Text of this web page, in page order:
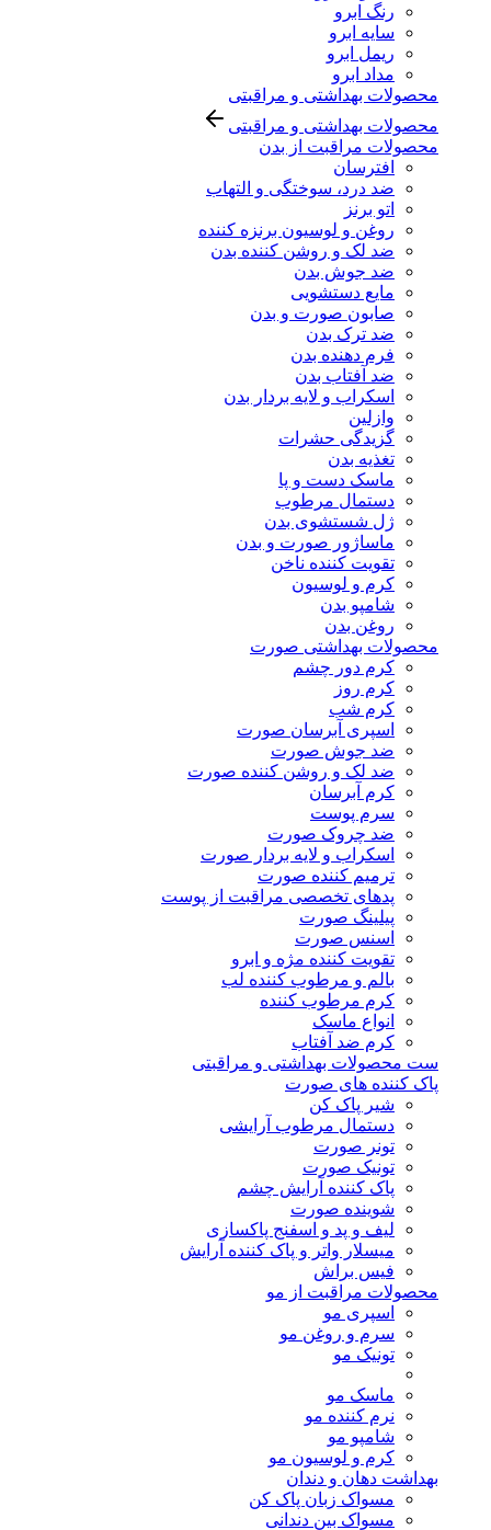
رنگ ابرو
سایه ابرو
ریمل ابرو
مداد ابرو
محصولات بهداشتی و مراقبتی
محصولات بهداشتی و مراقبتی
محصولات مراقبت از بدن
افترسان
ضد درد، سوختگی و التهاب
اتو برنز
روغن و لوسیون برنزه کننده
ضد لک و روشن کننده بدن
ضد جوش بدن
مایع دستشویی
صابون صورت و بدن
ضد ترک بدن
فرم دهنده بدن
ضد آفتاب بدن
اسکراب و لایه بردار بدن
وازلین
گزیدگی حشرات
تغذیه بدن
ماسک دست و پا
دستمال مرطوب
ژل شستشوی بدن
ماساژور صورت و بدن
تقویت کننده ناخن
کرم و لوسیون
شامپو بدن
روغن بدن
محصولات بهداشتی صورت
کرم دور چشم
کرم روز
کرم شب
اسپری آبرسان صورت
ضد جوش صورت
ضد لک و روشن کننده صورت
کرم آبرسان
سرم پوست
ضد چروک صورت
اسکراب و لایه بردار صورت
ترمیم کننده صورت
پدهای تخصصی مراقبت از پوست
پیلینگ صورت
اسنس صورت
تقویت کننده مژه و ابرو
بالم و مرطوب کننده لب
کرم مرطوب کننده
انواع ماسک
کرم ضد آفتاب
ست محصولات بهداشتی و مراقبتی
پاک کننده های صورت
شیر پاک کن
دستمال مرطوب آرایشی
تونر صورت
تونیک صورت
پاک کننده آرایش چشم
شوینده صورت
لیف و پد و اسفنج پاکسازی
میسلار واتر و پاک کننده آرایش
فیس براش
محصولات مراقبت از مو
اسپری مو
سرم و روغن مو
تونیک مو
ماسک مو
نرم کننده مو
شامپو مو
کرم و لوسیون مو
بهداشت دهان و دندان
مسواک زبان پاک کن
مسواک بین دندانی